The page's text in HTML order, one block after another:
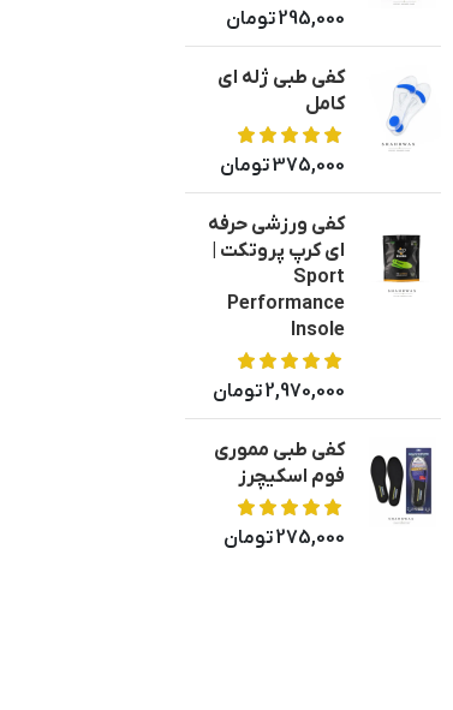
295,000تومان
کفی طبی ژله ای
کامل
375,000تومان
کفی ورزشی حرفه
ای کرپ پروتکت |
Sport
Performance
Insole
2,970,000تومان
کفی طبی مموری
فوم اسکیچرز
275,000تومان